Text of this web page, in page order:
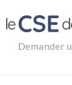
au
contenu
Demander